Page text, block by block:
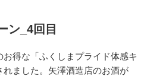
ン_4回目
お得な「ふくしまプライド体感キ
れました。矢澤酒造店のお酒が